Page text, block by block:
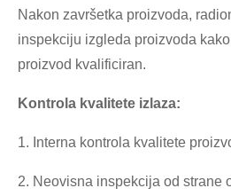
Nakon završetka proizvoda,
inspekciju izgleda proizvoda
proizvod kvalificiran.
Kontrola kvalitete izlaza:
1. Interna kontrola kvalitete
2. Neovisna inspekcija od strane